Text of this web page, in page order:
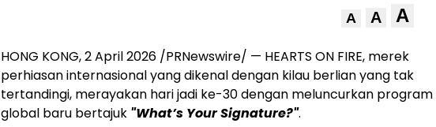
A A A
HONG KONG, 2 April 2026 /PRNewswire/ — HEARTS ON FIRE, merek
perhiasan internasional yang dikenal dengan kilau berlian yang tak
tertandingi, merayakan hari jadi ke-30 dengan meluncurkan program
global baru bertajuk "What’s Your Signature?".